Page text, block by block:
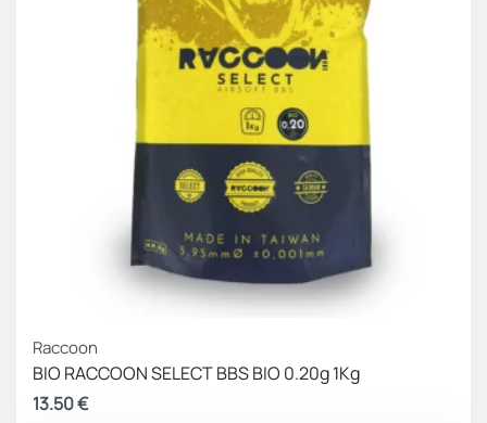
Raccoon
BIO RACCOON SELECT BBS BIO 0.20g 1Kg
13.50€